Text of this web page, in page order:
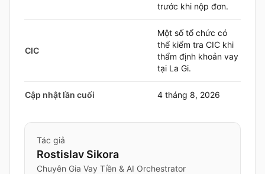
trước khi nộp đơn.
CIC
Một số tổ chức có
thể kiểm tra CIC khi
thẩm định khoản vay
tại La Gi.
Cập nhật lần cuối 4 tháng 8, 2026
Tác giả
Rostislav Sikora
Chuyên Gia Vay Tiền & AI Orchestrator